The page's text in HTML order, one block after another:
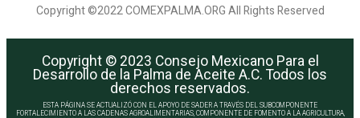
Copyright ©2022 COMEXPALMA.ORG All Rights Reserved
Copyright © 2023 Consejo Mexicano Para el
Desarrollo de la Palma de Aceite A.C. Todos los
derechos reservados.
ESTA PÁGINA SE ACTUALIZÓ CON EL APOYO DE SADER A TRAVÉS DEL SUBCOMPONENTE
FORTALECIMIENTO A LAS CADENAS AGROALIMENTARIAS, COMPONENTE DE FOMENTO A LA AGRICULTURA,